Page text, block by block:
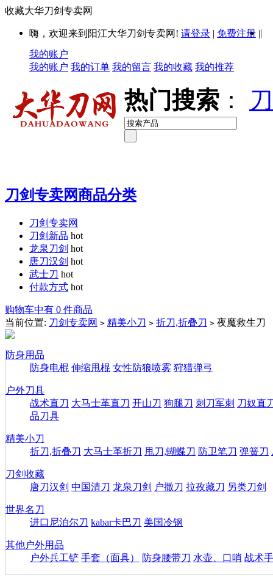
收藏大华刀剑专卖网
嗨，欢迎来到阳江大华刀剑专卖网! 请登录 | 免费注册 ||
我的账户
我的账户 我的订单 我的留言 我的收藏 我的推荐
热门搜索 ：
刀剑专卖网商品分类
刀剑专卖网
刀剑新品 hot
龙泉刀剑 hot
唐刀汉剑 hot
武士刀 hot
付款方式 hot
购物车中有 0 件商品
当前位置: 刀剑专卖网 > 精美小刀 > 折刀,折叠刀 > 夜魔救生刀
防身用品
防身电棍 伸缩甩棍 女性防狼喷雾 狩猎弹弓
户外刀具
战术直刀 大马士革直刀 开山刀 狗腿刀 刺刀军刺 刀奴直
品刀具
精美小刀
折刀,折叠刀 大马士革折刀 甩刀,蝴蝶刀 防卫笔刀 弹簧刀
刀剑收藏
唐刀汉剑 中国清刀 龙泉刀剑 户撒刀 拉孜藏刀 另类刀剑
世界名刀
进口尼泊尔刀 kabar卡巴刀 美国冷钢
其他户外用品
户外兵工铲 手套（面具） 防身腰带刀 水壶、口哨 战术